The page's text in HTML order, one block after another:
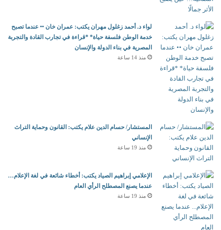
لواء د. أحمد زغلول مهران يكتب: عمران خان •• عندما تصبح
خدمة الوطن فلسفة حياة* *قراءة في تجارب القادة والتجربة
المصرية في بناء الدولة والإنسان
منذ 14 ساعة
المستشار/ حسام الدين علام يكتب: القانون وحماية التراث
الإنساني
منذ 19 ساعة
الإعلامي إبراهيم الصياد يكتب: أخطاء شائعة في لغة الإعلام…
عندما يصنع المصطلح الرأي العام
منذ 19 ساعة